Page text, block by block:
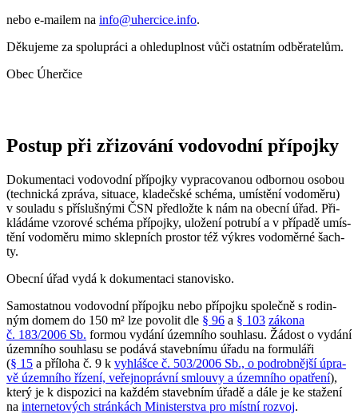
nebo e-mailem na info@uhercice.info.
Děkujeme za spolupráci a ohleduplnost vůči ostatním odběratelům.
Obec Úherčice
Po­stup při zři­zo­vá­ní vo­do­vod­ní pří­poj­ky
Do­ku­men­ta­ci vo­do­vod­ní pří­poj­ky vy­pra­co­va­nou od­bor­nou o­so­bou
(tech­nic­ká zprá­va, si­tu­a­ce, kla­deč­ské sché­ma, u­mís­tě­ní vo­do­mě­ru)
v sou­la­du s pří­sluš­ný­mi ČSN před­lož­te k nám na o­bec­ní ú­řad. Při­
klá­dá­me vzo­ro­vé sché­ma pří­poj­ky, u­lo­že­ní po­tru­bí a v pří­pa­dě u­mís­
tě­ní vo­do­mě­ru mi­mo sklep­ních pros­tor též vý­kres vo­do­měr­né šach­
ty.
O­bec­ní ú­řad vy­dá k do­ku­men­ta­ci sta­no­vi­s­ko.
Sa­mo­stat­nou vo­do­vod­ní pří­poj­ku ne­bo pří­poj­ku spo­leč­ně s ro­din­
ným do­mem do 150 m² lze po­vo­lit dle § 96 a § 103 zákona
č. 183/2006 Sb. for­mou vy­dá­ní ú­zem­ní­ho sou­hla­su. Žá­dost o vy­dá­ní
ú­zem­ní­ho sou­hla­su se po­dá­vá sta­veb­ní­mu ú­řa­du na for­mu­lá­ři
(§ 15 a pří­lo­ha č. 9 k vy­hláš­ce č. 503/2006 Sb., o po­drob­něj­ší ú­pra­
vě ú­zem­ní­ho ří­ze­ní, ve­řej­no­práv­ní smlou­vy a ú­zem­ní­ho o­pa­tře­ní),
kte­rý je k dis­po­zi­ci na kaž­dém sta­veb­ním ú­řa­dě a dá­le je ke sta­že­ní
na in­ter­ne­to­vých strán­kách Mi­ni­ster­stva pro míst­ní roz­voj.